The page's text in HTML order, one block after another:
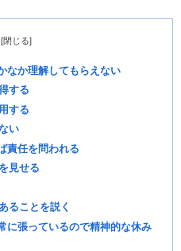
なか理解してもらえない
する
する
い
責任を問われる
見せる
ることを説く
に張っているので精神的な休み